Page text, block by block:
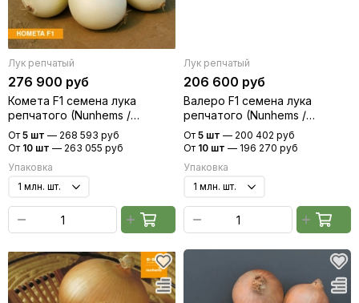
Лук репчатый
276 900 руб
Комета F1 семена лука
репчатого (Nunhems /
Нюнемс)
От 5 шт — 268 593 руб
От 10 шт — 263 055 руб
Упаковка
Лук репчатый
206 600 руб
Валеро F1 семена лука
репчатого (Nunhems /
Нюнемс)
От 5 шт — 200 402 руб
От 10 шт — 196 270 руб
Упаковка